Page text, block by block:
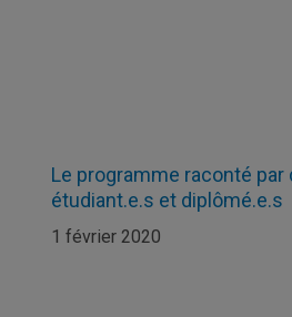
Le programme raconté par
étudiant.e.s et diplômé.e.s
1 février 2020